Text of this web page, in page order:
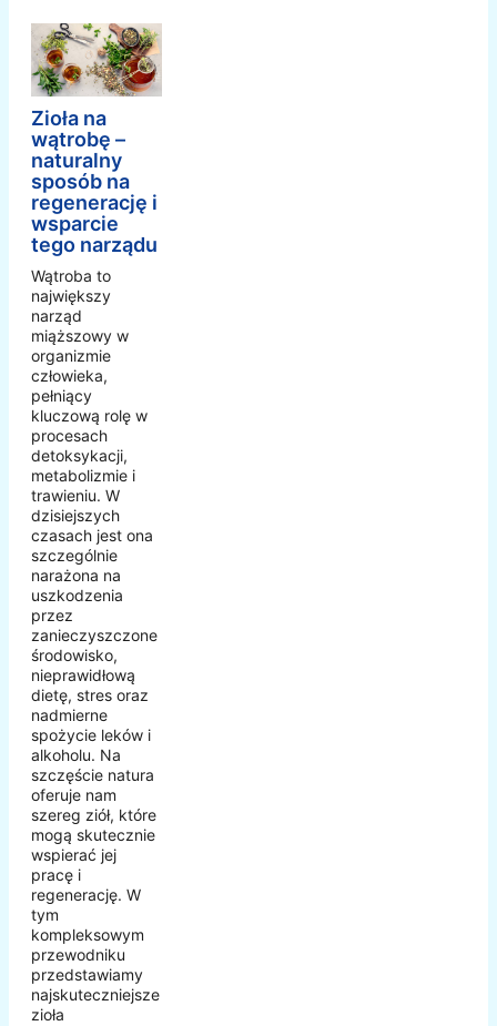
Zioła na
wątrobę –
naturalny
sposób na
regenerację i
wsparcie
tego narządu
Wątroba to
największy
narząd
miąższowy w
organizmie
człowieka,
pełniący
kluczową rolę w
procesach
detoksykacji,
metabolizmie i
trawieniu. W
dzisiejszych
czasach jest ona
szczególnie
narażona na
uszkodzenia
przez
zanieczyszczone
środowisko,
nieprawidłową
dietę, stres oraz
nadmierne
spożycie leków i
alkoholu. Na
szczęście natura
oferuje nam
szereg ziół, które
mogą skutecznie
wspierać jej
pracę i
regenerację. W
tym
kompleksowym
przewodniku
przedstawiamy
najskuteczniejsze
zioła